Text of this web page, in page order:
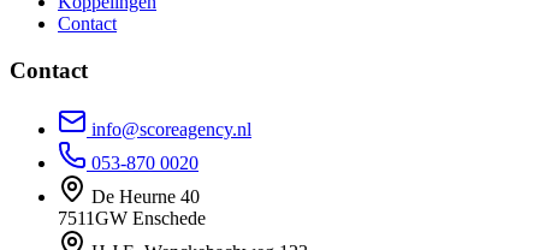
Contact
Contact
info@scoreagency.nl
053-870 0020
De Heurne 40
7511GW Enschede